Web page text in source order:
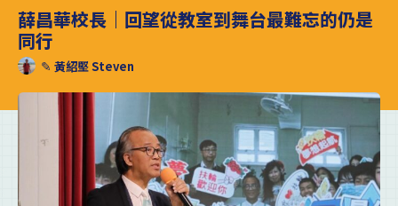
薛昌華校長｜回望從教室到舞台最難忘的仍是
同行
✎ 黃紹堅 Steven